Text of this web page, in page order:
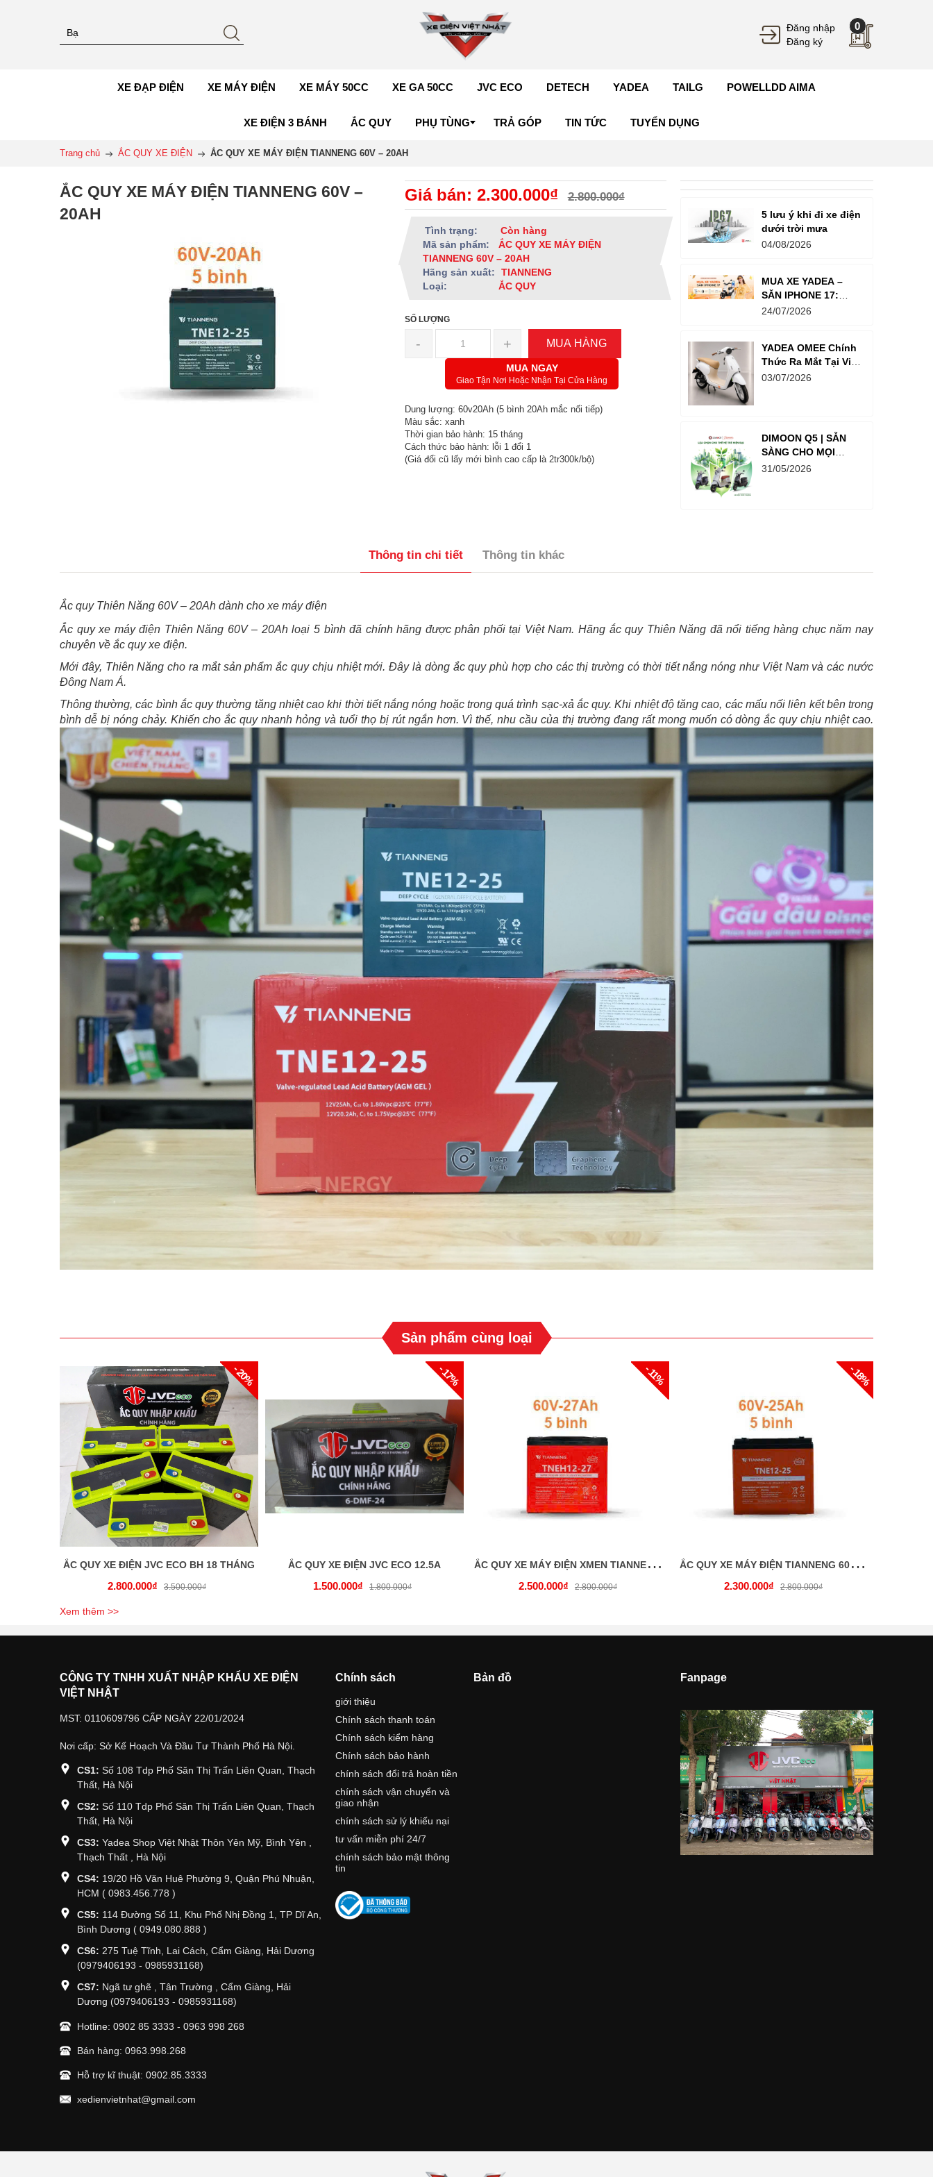
Đăng nhập
Đăng ký
0
XE ĐẠP ĐIỆN XE MÁY ĐIỆN XE MÁY 50CC XE GA 50CC JVC ECO DETECH YADEA TAILG POWELLDD AIMA
XE ĐIỆN 3 BÁNH ẮC QUY PHỤ TÙNG TRẢ GÓP TIN TỨC TUYỂN DỤNG
Trang chủ ẮC QUY XE ĐIỆN ẮC QUY XE MÁY ĐIỆN TIANNENG 60V – 20AH
ẮC QUY XE MÁY ĐIỆN TIANNENG 60V –
20AH
Giá bán: 2.300.000₫ 2.800.000₫
Tình trạng:
Còn hàng
Mã sản phẩm:
ẮC QUY XE MÁY ĐIỆN
TIANNENG 60V – 20AH
Hãng sản xuất:
TIANNENG
Loại:
ẮC QUY
SỐ LƯỢNG
- + MUA HÀNG
MUA NGAY
Giao Tận Nơi Hoặc Nhận Tại Cửa Hàng
Dung lượng: 60v20Ah (5 bình 20Ah mắc nối tiếp)
Màu sắc: xanh
Thời gian bảo hành: 15 tháng
Cách thức bảo hành: lỗi 1 đổi 1
(Giá đổi cũ lấy mới bình cao cấp là 2tr300k/bộ)
5 lưu ý khi đi xe điện
dưới trời mưa
04/08/2026
MUA XE YADEA –
SĂN IPHONE 17:
Tổng Giá Trị Giải
24/07/2026
YADEA OMEE Chính
Thức Ra Mắt Tại Việt
Nam – Xe Điện
03/07/2026
DIMOON Q5 | SẴN
SÀNG CHO MỌI
HÀNH TRÌNH PHÍA
31/05/2026
Thông tin chi tiết Thông tin khác
Ắc quy Thiên Năng 60V – 20Ah dành cho xe máy điện
Ắc quy xe máy điện Thiên Năng 60V – 20Ah loại 5 bình đã chính hãng được phân phối tại Việt Nam. Hãng ắc quy Thiên Năng đã nổi tiếng hàng chục năm nay
chuyên về ắc quy xe điện.
Mới đây, Thiên Năng cho ra mắt sản phẩm ắc quy chịu nhiệt mới. Đây là dòng ắc quy phù hợp cho các thị trường có thời tiết nắng nóng như Việt Nam và các nước
Đông Nam Á.
Thông thường, các bình ắc quy thường tăng nhiệt cao khi thời tiết nắng nóng hoặc trong quá trình sạc-xả ắc quy. Khi nhiệt độ tăng cao, các mấu nối liên kết bên trong
bình dễ bị nóng chảy. Khiến cho ắc quy nhanh hỏng và tuổi thọ bị rút ngắn hơn. Vì thế, nhu cầu của thị trường đang rất mong muốn có dòng ắc quy chịu nhiệt cao.
Sản phẩm cùng loại
- 20%
ẮC QUY XE ĐIỆN JVC ECO BH 18 THÁNG
2.800.000₫ 3.500.000₫
- 17%
ẮC QUY XE ĐIỆN JVC ECO 12.5A
1.500.000₫ 1.800.000₫
- 11%
Ắ
C QUY XE MÁY ĐIỆN XMEN TIANNENG 60V – 27AH
2.500.000₫ 2.800.000₫
- 18%
Ắ
C QUY XE MÁY ĐIỆN TIANNENG 60V – 25AH
2.300.000₫ 2.800.000₫
Xem thêm >>
CÔNG TY TNHH XUẤT NHẬP KHẨU XE ĐIỆN
VIỆT NHẬT
MST: 0110609796 CẤP NGÀY 22/01/2024
Nơi cấp: Sở Kế Hoạch Và Đầu Tư Thành Phố Hà Nội.
CS1: Số 108 Tdp Phố Săn Thị Trấn Liên Quan, Thạch
Thất, Hà Nội
CS2: Số 110 Tdp Phố Săn Thị Trấn Liên Quan, Thạch
Thất, Hà Nội
CS3: Yadea Shop Việt Nhật Thôn Yên Mỹ, Bình Yên ,
Thạch Thất , Hà Nội
CS4: 19/20 Hồ Văn Huê Phường 9, Quận Phú Nhuận,
HCM ( 0983.456.778 )
CS5: 114 Đường Số 11, Khu Phố Nhị Đồng 1, TP Dĩ An,
Bình Dương ( 0949.080.888 )
CS6: 275 Tuệ Tĩnh, Lai Cách, Cẩm Giàng, Hải Dương
(0979406193 - 0985931168)
CS7: Ngã tư ghẽ , Tân Trường , Cẩm Giàng, Hải
Dương (0979406193 - 0985931168)
Hotline: 0902 85 3333 - 0963 998 268
Bán hàng: 0963.998.268
Hỗ trợ kĩ thuật: 0902.85.3333
xedienvietnhat@gmail.com
Chính sách
giới thiệu
Chính sách thanh toán
Chính sách kiểm hàng
Chính sách bảo hành
chính sách đổi trả hoàn tiền
chính sách vận chuyển và
giao nhận
chính sách sử lý khiếu nại
tư vấn miễn phí 24/7
chính sách bảo mật thông
tin
Bản đồ Fanpage